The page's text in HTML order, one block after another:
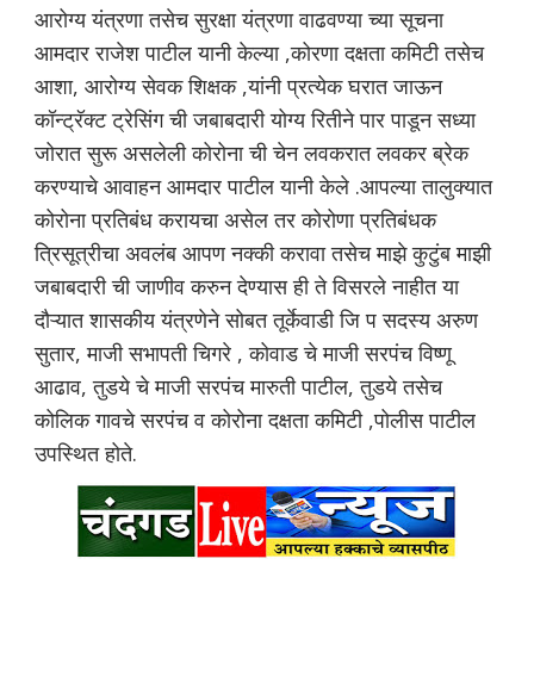
आरोग्य यंत्रणा तसेच सुरक्षा यंत्रणा वाढवण्या च्या सूचना
आमदार राजेश पाटील यानी केल्या ,कोरणा दक्षता कमिटी तसेच
आशा, आरोग्य सेवक शिक्षक ,यांनी प्रत्येक घरात जाऊन
कॉन्ट्रॅक्ट ट्रेसिंग ची जबाबदारी योग्य रितीने पार पाडून सध्या
जोरात सुरू असलेली कोरोना ची चेन लवकरात लवकर ब्रेक
करण्याचे आवाहन आमदार पाटील यानी केले .आपल्या तालुक्यात
कोरोना प्रतिबंध करायचा असेल तर कोरोणा प्रतिबंधक
त्रिसूत्रीचा अवलंब आपण नक्की करावा तसेच माझे कुटुंब माझी
जबाबदारी ची जाणीव करुन देण्यास ही ते विसरले नाहीत या
दौऱ्यात शासकीय यंत्रणेने सोबत तूर्केवाडी जि प सदस्य अरुण
सुतार, माजी सभापती चिगरे , कोवाड चे माजी सरपंच विष्णू
आढाव, तुडये चे माजी सरपंच मारुती पाटील, तुडये तसेच
कोलिक गावचे सरपंच व कोरोना दक्षता कमिटी ,पोलीस पाटील
उपस्थित होते.